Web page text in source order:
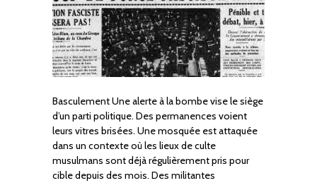
Basculement Une alerte à la bombe vise le siège
d’un parti politique. Des permanences voient
leurs vitres brisées. Une mosquée est attaquée
dans un contexte où les lieux de culte
musulmans sont déjà régulièrement pris pour
cible depuis des mois. Des militantes